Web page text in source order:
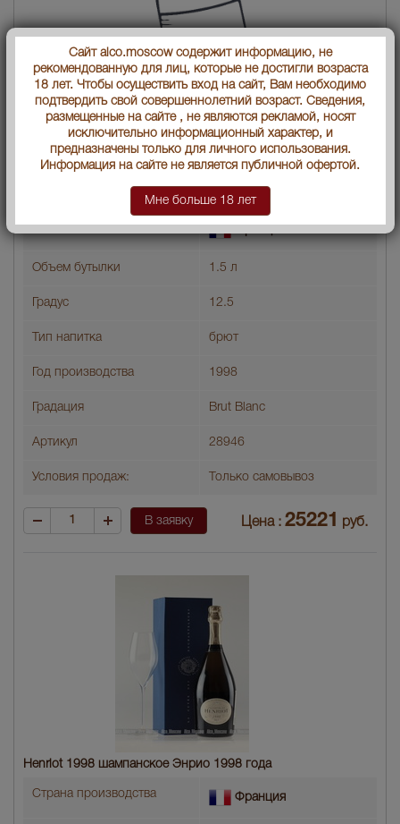
Vilmart Cuvee Creation шампанское Вильмар Кюве Креасьон
Страна производства
Объем бутылки 1.5 л
Градус 12.5
Тип напитка брют
Год производства 1998
Градация Brut Blanc
Артикул 28946
Условия продаж: Только самовывоз
В заявку Цена : 25221 руб.
Henriot 1998 шампанское Энрио 1998 года
Страна производства Франция
Сайт alco.moscow содержит информацию, не
рекомендованную для лиц, которые не достигли возраста
18 лет. Чтобы осуществить вход на сайт, Вам необходимо
подтвердить свой совершеннолетний возраст. Сведения,
размещенные на сайте , не являются рекламой, носят
исключительно информационный характер, и
предназначены только для личного использования.
Информация на сайте не является публичной офертой.
Мне больше 18 лет